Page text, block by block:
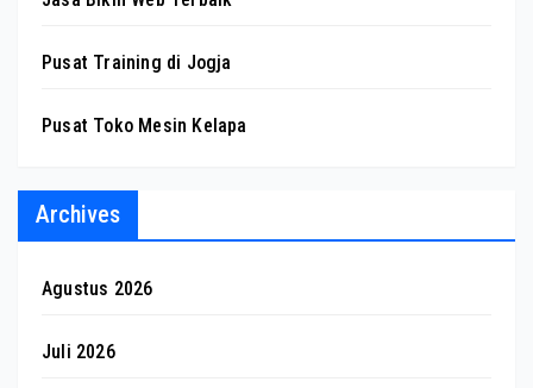
Pusat Training di Jogja
Pusat Toko Mesin Kelapa
Archives
Agustus 2026
Juli 2026